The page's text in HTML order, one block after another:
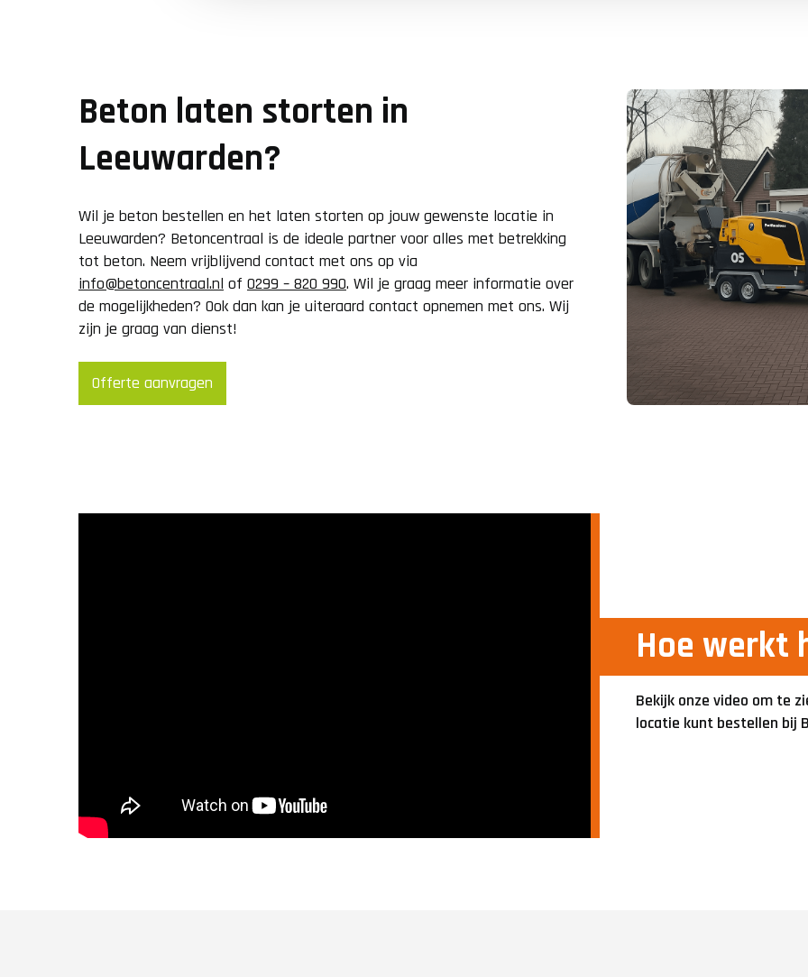
Beton laten storten in
Leeuwarden?
Wil je beton bestellen en het laten storten op jouw gewenste locatie in
Leeuwarden? Betoncentraal is de ideale partner voor alles met betrekking
tot beton. Neem vrijblijvend contact met ons op via
info@betoncentraal.nl of 0299 – 820 990. Wil je graag meer informatie over
de mogelijkheden? Ook dan kan je uiteraard contact opnemen met ons. Wij
zijn je graag van dienst!
Offerte aanvragen
Hoe werkt
Bekijk onze video om te
locatie kunt bestellen bij